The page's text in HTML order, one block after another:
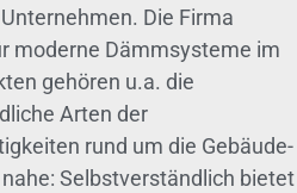
Die Firma
moderne Dämmsysteme im
gehören u.a. die
Arten der
rund um die Gebäude-
Selbstverständlich bietet